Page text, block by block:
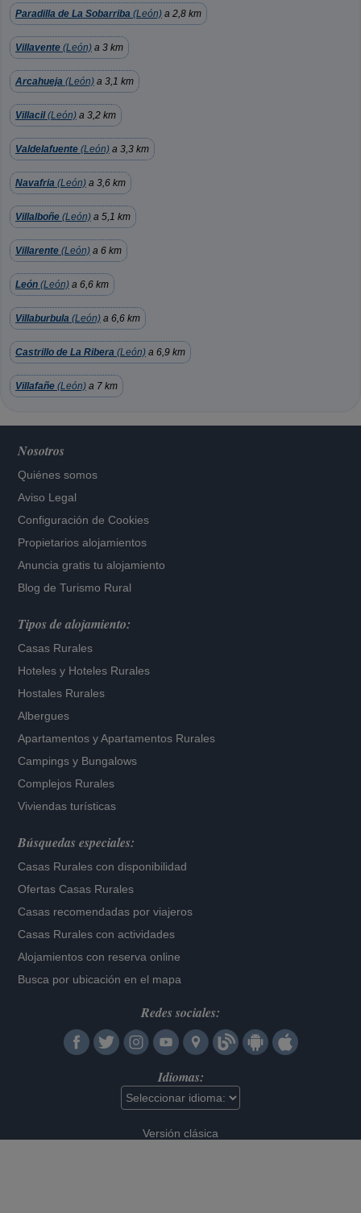
Paradilla de La Sobarriba (León) a 2,8 km
Villavente (León) a 3 km
Arcahueja (León) a 3,1 km
Villacil(León) a 3,2 km
Valdelafuente (León) a 3,3 km
Navafria (León) a 3,6 km
Villalboñe (León) a 5,1 km
Villarente (León) a 6 km
León (León) a 6,6 km
Villaburbula (León) a 6,6 km
Castrillo de La Ribera (León) a 6,9 km
Villafañe (León) a 7 km
Nosotros
Quiénes somos
Aviso Legal
Configuración de Cookies
Propietarios alojamientos
Anuncia gratis tu alojamiento
Blog de Turismo Rural
Tipos de alojamiento:
Casas Rurales
Hoteles y Hoteles Rurales
Hostales Rurales
Albergues
Apartamentos yApartamentos Rurales
Campings y Bungalows
Complejos Rurales
Viviendas turísticas
Búsquedas especiales:
Casas Rurales con disponibilidad
Ofertas Casas Rurales
Casas recomendadas por viajeros
Casas Rurales con actividades
Alojamientos con reserva online
Busca por ubicación en el mapa
Redes sociales:
Idiomas:
Versión clásica